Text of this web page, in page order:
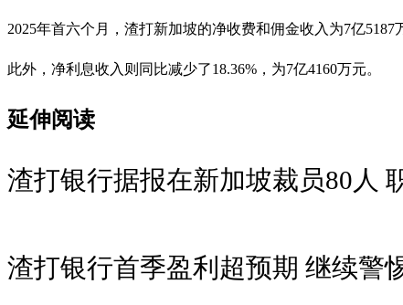
2025年首六个月，渣打新加坡的净收费和佣金收入为7亿5187
此外，净利息收入则同比减少了18.36%，为7亿4160万元。
延伸阅读
渣打银行据报在新加坡裁员80人
渣打银行首季盈利超预期 继续警